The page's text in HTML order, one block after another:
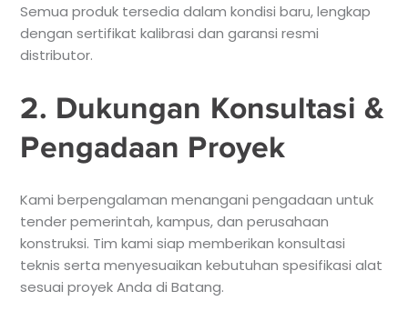
Semua produk tersedia dalam kondisi baru, lengkap
dengan sertifikat kalibrasi dan garansi resmi
distributor.
2. Dukungan Konsultasi &
Pengadaan Proyek
Kami berpengalaman menangani pengadaan untuk
tender pemerintah, kampus, dan perusahaan
konstruksi. Tim kami siap memberikan konsultasi
teknis serta menyesuaikan kebutuhan spesifikasi alat
sesuai proyek Anda di Batang.